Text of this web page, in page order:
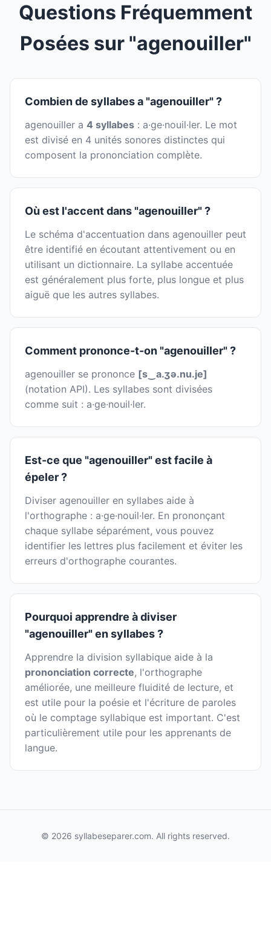
Questions Fréquemment
Posées sur "agenouiller"
Combien de syllabes a "agenouiller" ?
agenouiller a 4 syllabes : a·ge·nouil·ler. Le mot
est divisé en 4 unités sonores distinctes qui
composent la prononciation complète.
Où est l'accent dans "agenouiller" ?
Le schéma d'accentuation dans agenouiller peut
être identifié en écoutant attentivement ou en
utilisant un dictionnaire. La syllabe accentuée
est généralement plus forte, plus longue et plus
aiguë que les autres syllabes.
Comment prononce-t-on "agenouiller" ?
agenouiller se prononce [s‿a.ʒə.nu.je]
(notation API). Les syllabes sont divisées
comme suit : a·ge·nouil·ler.
Est-ce que "agenouiller" est facile à
épeler ?
Diviser agenouiller en syllabes aide à
l'orthographe : a·ge·nouil·ler. En prononçant
chaque syllabe séparément, vous pouvez
identifier les lettres plus facilement et éviter les
erreurs d'orthographe courantes.
Pourquoi apprendre à diviser
"agenouiller" en syllabes ?
Apprendre la division syllabique aide à la
prononciation correcte, l'orthographe
améliorée, une meilleure fluidité de lecture, et
est utile pour la poésie et l'écriture de paroles
où le comptage syllabique est important. C'est
particulièrement utile pour les apprenants de
langue.
© 2026 syllabeseparer.com. All rights reserved.